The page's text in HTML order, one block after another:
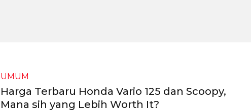
UMUM
Harga Terbaru Honda Vario 125 dan Scoopy,
Mana sih yang Lebih Worth It?